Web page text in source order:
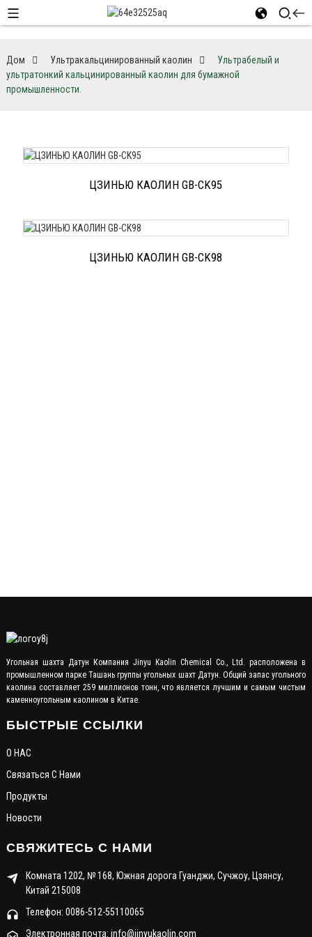
Дом Ультракальцинированный каолин
Ультрабелый и
ультратонкий кальцинированный каолин для бумажной
промышленности.
ЦЗИНЬЮ КАОЛИН GB-CK95
ЦЗИНЬЮ КАОЛИН GB-CK98
Угольная шахта Датун Компания Jinyu Kaolin Chemical Co., Ltd. расположена в
промышленном парке Ташань группы угольных шахт Датун. Общий запас угольного
каолина составляет 259 миллионов тонн, что является лучшим и самым чистым
каменноугольным каолином в Китае.
БЫСТРЫЕ ССЫЛКИ
О НАС
Связаться С Нами
Продукты
Новости
СВЯЖИТЕСЬ С НАМИ
Комната 1202, № 168, Южная дорога Гуанджи, Сучжоу, Цзянсу,
Китай 215008
Телефон: 0086-512-55110065
Электронная почта: info@jinyukaolin.com